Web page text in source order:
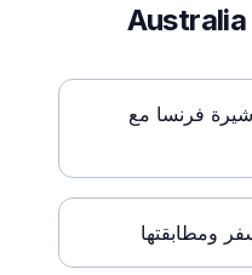
فرنسا مع
ومطابقتها